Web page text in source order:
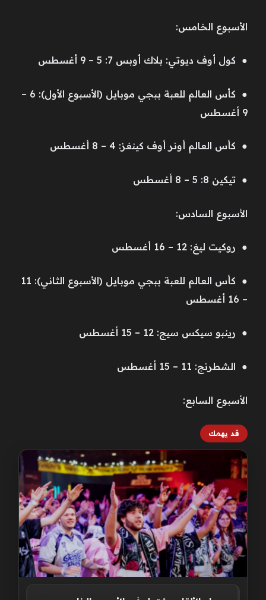
الأسبوع الخامس:
● كول أوف ديوتي: بلاك أوبس 7: 5 – 9 أغسطس
● كأس العالم للعبة ببجي موبايل (الأسبوع الأول): 6 –
9 أغسطس
● كأس العالم أونر أوف كينغز: 4 – 8 أغسطس
● تيكين 8: 5 – 8 أغسطس
الأسبوع السادس:
● روكيت ليغ: 12 – 16 أغسطس
● كأس العالم للعبة ببجي موبايل (الأسبوع الثاني): 11
– 16 أغسطس
● رينبو سيكس سيج: 12 – 15 أغسطس
● الشطرنج: 11 – 15 أغسطس
الأسبوع السابع:
قد يهمك